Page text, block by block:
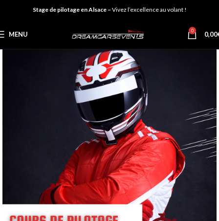
Stage de pilotage en Alsace – Vivez l’excellence au volant !
MENU 0 0,00